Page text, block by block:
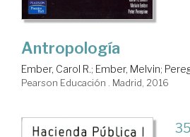
Antropología
Ember, Carol R.; Ember, Melvin;
Pearson Educación . Madrid, 2016